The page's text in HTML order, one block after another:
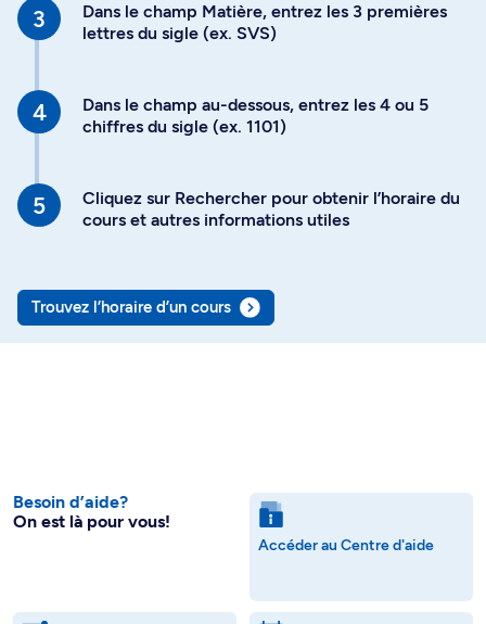
Dans le champ Matière, entrez les 3 premières
lettres du sigle (ex. SVS)
Dans le champ au-dessous, entrez les 4 ou 5
chiffres du sigle (ex. 1101)
Cliquez sur Rechercher pour obtenir l’horaire du
cours et autres informations utiles
Trouvez l’horaire d’un cours
Besoin d’aide?
On est là pour vous!
Accéder au Centre d'aide